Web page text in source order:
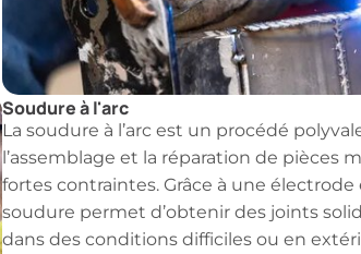
Soudure à l'arc
La soudure à l’arc est un procédé
l’assemblage et la réparation de pièces
fortes contraintes. Grâce à une
soudure permet d’obtenir des joints
dans des conditions difficiles ou en